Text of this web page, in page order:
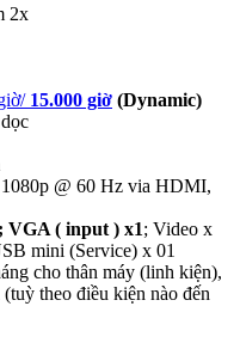
2x
15.000 giờ (Dynamic)
@ 60 Hz via HDMI,
VGA ( input ) x1; Video x
mini (Service) x 01
cho thân máy (linh kiện),
theo điều kiện nào đến